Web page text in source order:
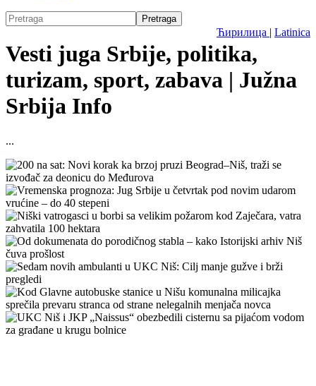
Ћирилица | Latinica
Vesti juga Srbije, politika,
turizam, sport, zabava | Južna
Srbija Info
...